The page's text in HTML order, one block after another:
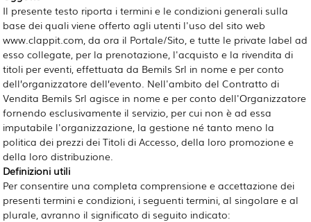
Il presente testo riporta i termini e le condizioni generali sulla
base dei quali viene offerto agli utenti l'uso del sito web
www.clappit.com, da ora il Portale/Sito, e tutte le private label ad
esso collegate, per la prenotazione, l'acquisto e la rivendita di
titoli per eventi, effettuata da Bemils Srl in nome e per conto
dell’organizzatore dell’evento. Nell'ambito del Contratto di
Vendita Bemils Srl agisce in nome e per conto dell'Organizzatore
fornendo esclusivamente il servizio, per cui non è ad essa
imputabile l'organizzazione, la gestione né tanto meno la
politica dei prezzi dei Titoli di Accesso, della loro promozione e
della loro distribuzione.
Definizioni utili
Per consentire una completa comprensione e accettazione dei
presenti termini e condizioni, i seguenti termini, al singolare e al
plurale, avranno il significato di seguito indicato: